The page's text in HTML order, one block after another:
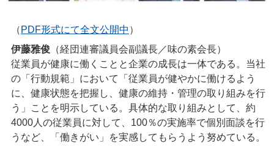
（ PDF形式にて全文公開中 ）
伊藤雅俊 （経団連審議員会副議長／味の素会長）
従業員が健康に働くことと企業の成長は一体である。当社
の「行動規範」において「従業員が健やかに働けるよう
に、健康状態を把握し、健康の維持・管理の取り組みを行
う」ことを明示している。具体的な取り組みとして、約
4000人の従業員に対して、100％の実施率で個別面談を行
うなど、「働きがい」を実感してもらうよう努めている。